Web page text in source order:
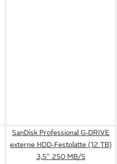
SanDisk Professional G-DRIVE
externe HDD-Festplatte (12 TB)
3,5" 250 MB/S